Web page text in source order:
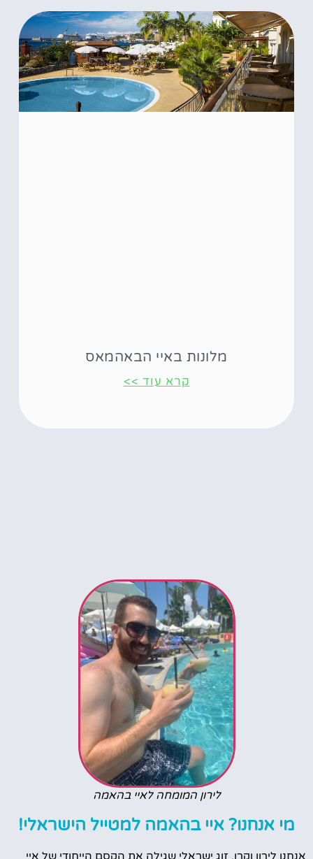
מלונות באיי הבאהמאס
קרא עוד >>
לירון המומחה לאיי בהאמה
מי אנחנו? איי בהאמה למטייל הישראלי!
אנחנו לירון וקרן, זוג ישראלי שגילה את הקסם הייחודי של איי